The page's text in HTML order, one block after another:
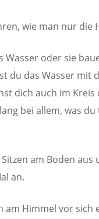
wie man nur die
Wasser oder sie
du das Wasser mit
dich auch im Kreis
bei allem, was
am Boden
an.
Himmel vor sich